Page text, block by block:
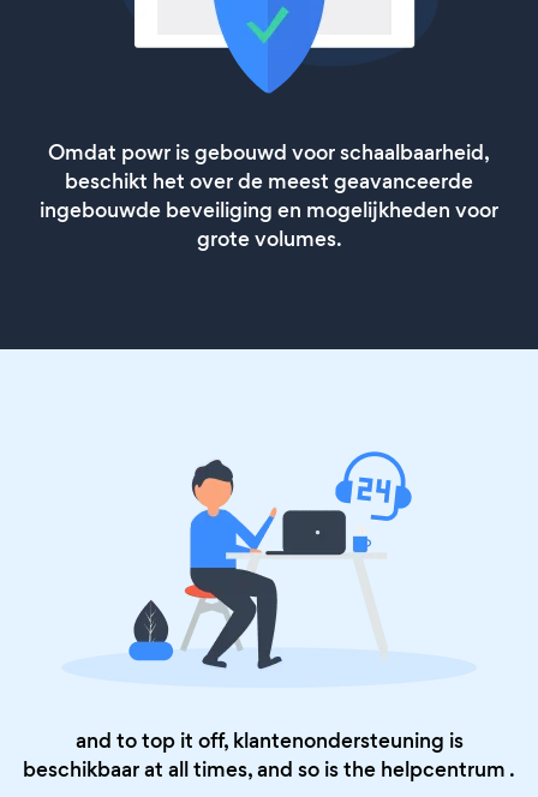
Omdat powr is gebouwd voor schaalbaarheid,
beschikt het over de meest geavanceerde
ingebouwde beveiliging en mogelijkheden voor
grote volumes.
and to top it off, klantenondersteuning is
beschikbaar at all times, and so is the helpcentrum .